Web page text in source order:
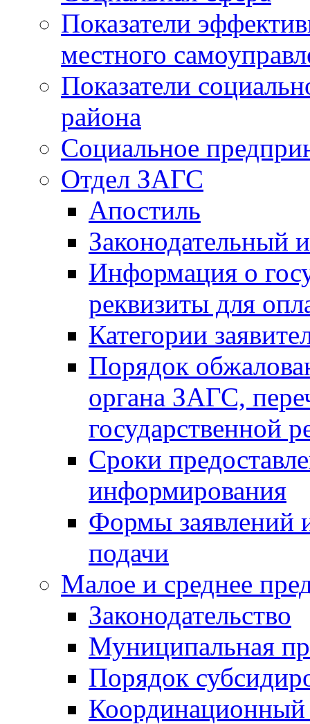
Показатели
местного
Показатели
района
Социальное
Отдел ЗАГС
Апостиль
Законодательный
Информация о
реквизиты для
Категории
Порядок
органа ЗАГС,
государственной
Сроки
информирования
Формы заявлений
подачи
Малое и среднее
Законодательство
Муниципальная
Порядок
Координационный